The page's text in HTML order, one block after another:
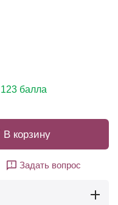
123 балла
В корзину
Задать вопрос